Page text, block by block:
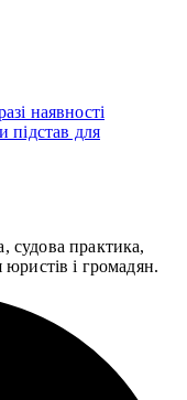
наявності
підстав для
судова практика,
юристів і громадян.